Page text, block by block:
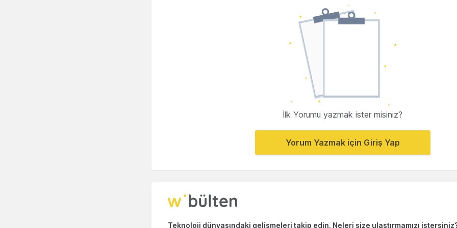
İlk Yorumu yazmak ister misiniz?
Yorum Yazmak için Giriş Yap
Teknoloji dünyasındaki gelişmeleri takip edin. Neleri size ulaştırmamızı